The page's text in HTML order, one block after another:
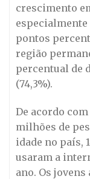
crescimento
especialmente
pontos
região
percentual de
(74,3%).
De acordo com
milhões de
idade no país,
usaram a
ano. Os